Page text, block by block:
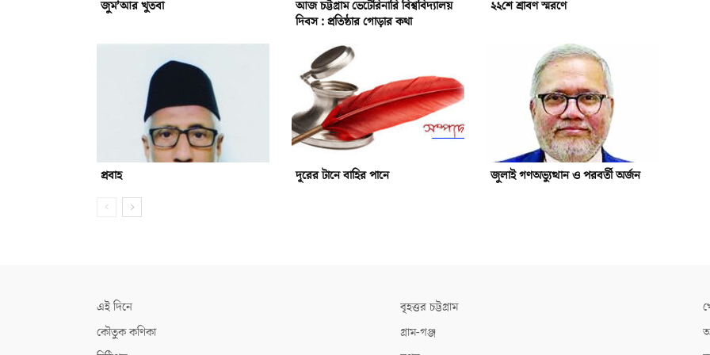
জুম’আর খুতবা
আজ চট্টগ্রাম ভেটেরিনারি বিশ্ববিদ্যালয়
দিবস : প্রতিষ্ঠার গোড়ার কথা
২২শে শ্রাবণ স্মরণে
প্রবাহ দূরের টানে বাহির পানে জুলাই গণঅভ্যুত্থান ও পরবর্তী অর্জন
এই দিনে
কৌতুক কণিকা
বৃহত্তর চট্টগ্রাম
গ্রাম-গঞ্জ